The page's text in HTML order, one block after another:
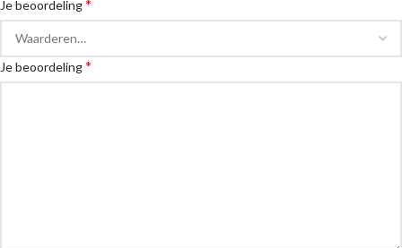
Je beoordeling*
Je beoordeling*